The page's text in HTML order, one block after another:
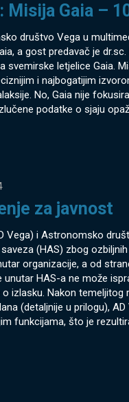
Misija Gaia –
društvo Vega u
a gost predavač je
svemirske letjelice Gaia.
i najbogatijim
No, Gaia nije
podatke o sjaju
za javnost
i Astronomsko
(HAS) zbog
organizacije, a od
unutar HAS-a ne može
izlasku. Nakon
(detaljnije u prilogu),
funkcijama, što je